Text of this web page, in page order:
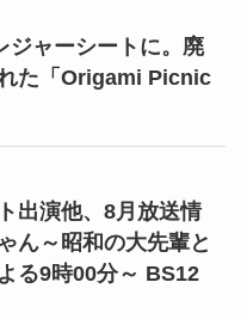
ジャーシートに。廃
た「Origami Picnic
出演他、8月放送情
ん～昭和の大先輩と
る9時00分～ BS12